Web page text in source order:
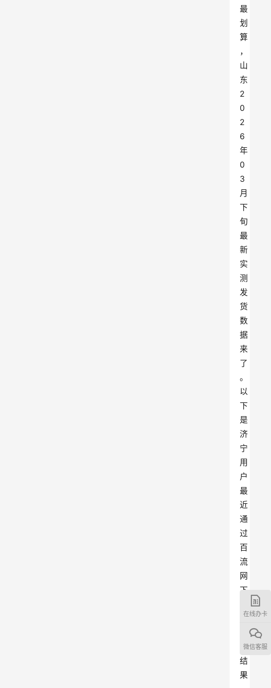
最
划
算
，
山
东
2
0
2
6
年
0
3
月
下
旬
最
新
实
测
发
货
数
据
来
了
。
以
下
是
济
宁
用
户
最
近
通
过
百
流
网
下
的
测
结
果
在线办卡
微信客服